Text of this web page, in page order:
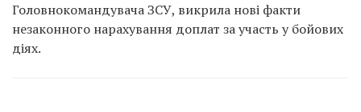
Головнокомандувача ЗСУ, викрила нові факти
незаконного нарахування доплат за участь у бойових
діях.